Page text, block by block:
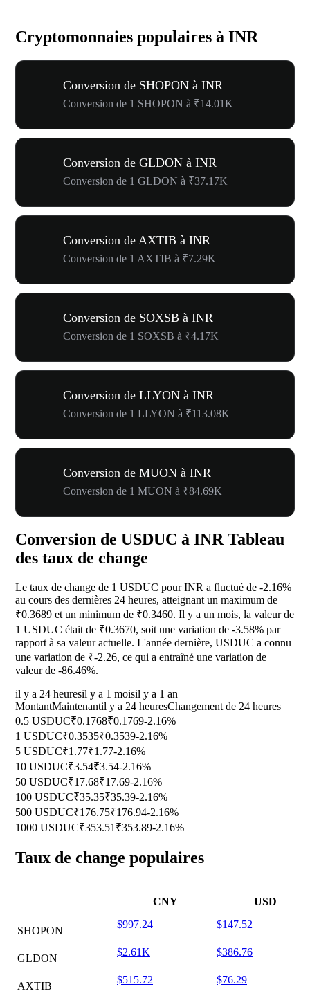
Cryptomonnaies populaires à INR
Conversion de SHOPON à INR
Conversion de 1 SHOPON à ₹14.01K
Conversion de GLDON à INR
Conversion de 1 GLDON à ₹37.17K
Conversion de AXTIB à INR
Conversion de 1 AXTIB à ₹7.29K
Conversion de SOXSB à INR
Conversion de 1 SOXSB à ₹4.17K
Conversion de LLYON à INR
Conversion de 1 LLYON à ₹113.08K
Conversion de MUON à INR
Conversion de 1 MUON à ₹84.69K
Conversion de USDUC à INR Tableau
des taux de change
Le taux de change de 1 USDUC pour INR a fluctué de -2.16%
au cours des dernières 24 heures, atteignant un maximum de
₹0.3689 et un minimum de ₹0.3460. Il y a un mois, la valeur de
1 USDUC était de ₹0.3670, soit une variation de -3.58% par
rapport à sa valeur actuelle. L'année dernière, USDUC a connu
une variation de ₹-2.26, ce qui a entraîné une variation de
valeur de -86.46%.
il y a 24 heuresil y a 1 moisil y a 1 an
MontantMaintenantil y a 24 heuresChangement de 24 heures
0.5 USDUC₹0.1768₹0.1769-2.16%
1 USDUC₹0.3535₹0.3539-2.16%
5 USDUC₹1.77₹1.77-2.16%
10 USDUC₹3.54₹3.54-2.16%
50 USDUC₹17.68₹17.69-2.16%
100 USDUC₹35.35₹35.39-2.16%
500 USDUC₹176.75₹176.94-2.16%
1000 USDUC₹353.51 ₹353.89-2.16%
Taux de change populaires
CNY USD
SHOPON
$997.24 $147.52
GLDON
$2.61K $386.76
AXTIB
$515.72 $76.29